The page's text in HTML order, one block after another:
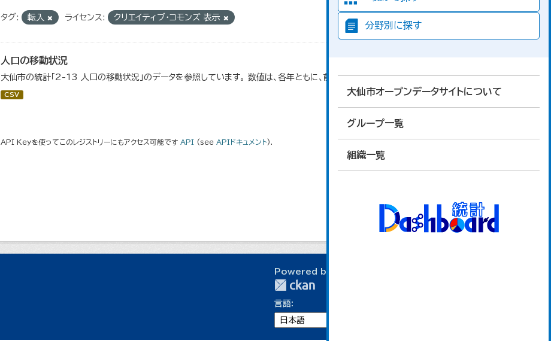
分野別に探す
大仙市オープンデータサイトについて
グループ一覧
組織一覧
タグ: 転入 ライセンス: クリエイティブ・コモンズ 表示
人口の移動状況
大仙市の統計「2-13 人口の移動状況」のデータを参照しています。 数値は、各年ともに、前年１０月１日～当年９月３０日で集計。
CSV
API Keyを使ってこのレジストリーにもアクセス可能です API (see APIドキュメント).
Powered by
言語